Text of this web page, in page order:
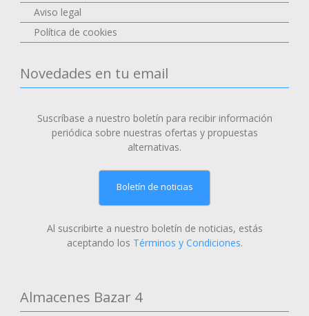
Aviso legal
Política de cookies
Novedades en tu email
Suscríbase a nuestro boletín para recibir información
periódica sobre nuestras ofertas y propuestas
alternativas.
Boletín de noticias
Al suscribirte a nuestro boletín de noticias, estás
aceptando los Términos y Condiciones.
Almacenes Bazar 4